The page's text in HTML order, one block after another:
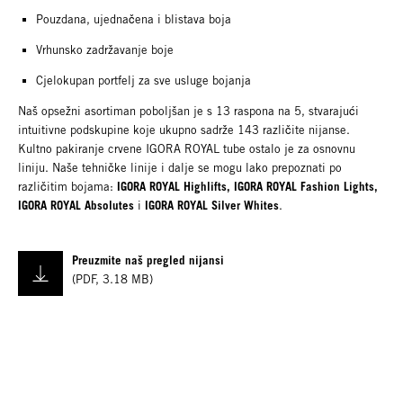
Pouzdana, ujednačena i blistava boja
Vrhunsko zadržavanje boje
Cjelokupan portfelj za sve usluge bojanja
Naš opsežni asortiman poboljšan je s 13 raspona na 5, stvarajući
intuitivne podskupine koje ukupno sadrže 143 različite nijanse.
Kultno pakiranje crvene IGORA ROYAL tube ostalo je za osnovnu
liniju. Naše tehničke linije i dalje se mogu lako prepoznati po
različitim bojama: IGORA ROYAL Highlifts, IGORA ROYAL Fashion Lights,
IGORA ROYAL Absolutes i IGORA ROYAL Silver Whites.
Preuzmite naš pregled nijansi
(PDF, 3.18 MB)